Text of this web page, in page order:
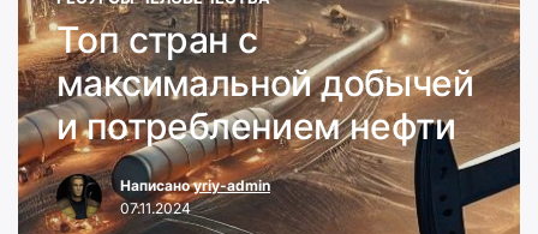
Топ стран с
максимальной добычей
и потреблением нефти
Написаноyriy-admin
07.11.2024